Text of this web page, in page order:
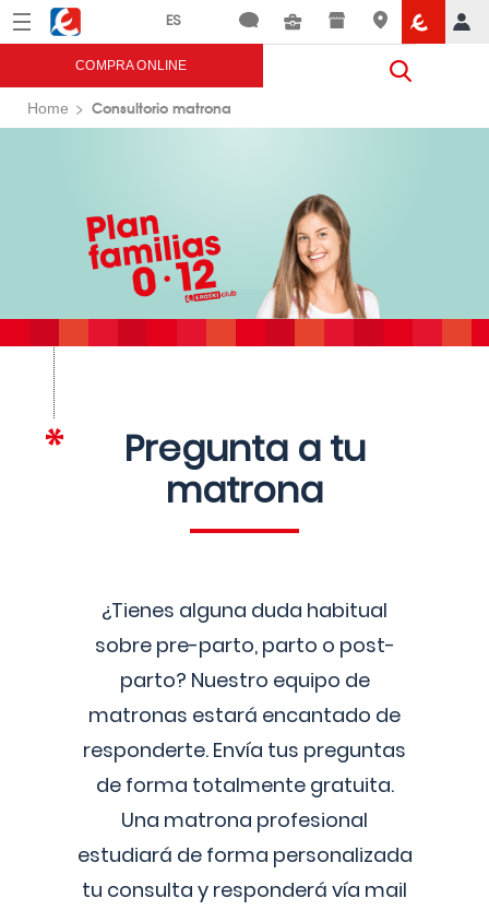
Menú Eroski
COMPRA ONLINE
Home Consultorio matrona
Pregunta a tu
matrona
¿Tienes alguna duda habitual
sobre pre-parto, parto o post-
parto? Nuestro equipo de
matronas estará encantado de
responderte. Envía tus preguntas
de forma totalmente gratuita.
Una matrona profesional
estudiará de forma personalizada
tu consulta y responderá vía mail